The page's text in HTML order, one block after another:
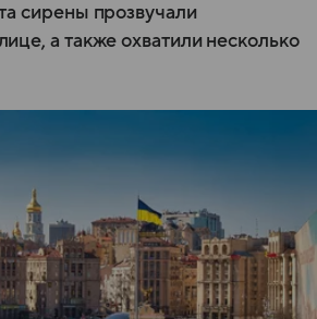
сирены прозвучали
а также охватили несколько